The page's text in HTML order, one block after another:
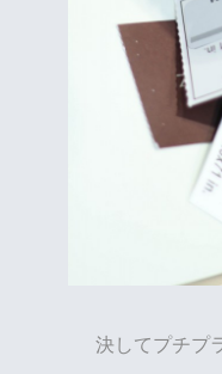
決してプチプ